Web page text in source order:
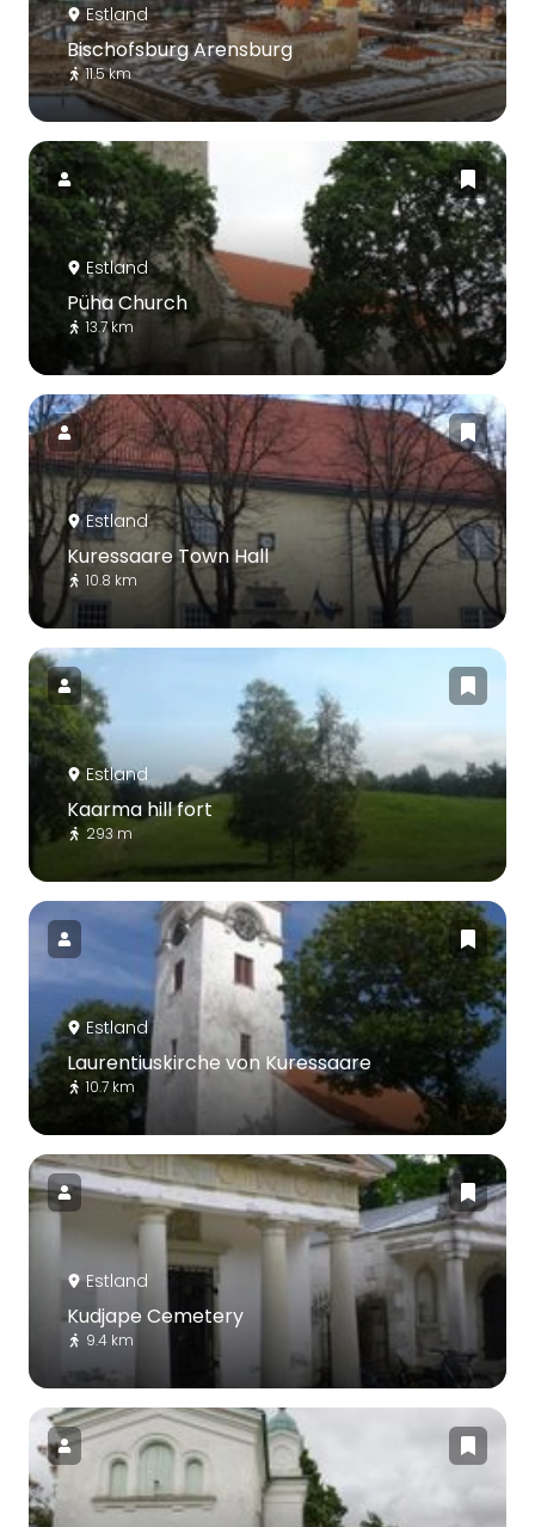
Estland
Bischofsburg Arensburg
11.5 km
Estland
Püha Church
13.7 km
Estland
Kuressaare Town Hall
10.8 km
Estland
Kaarma hill fort
293 m
Estland
Laurentiuskirche von Kuressaare
10.7 km
Estland
Kudjape Cemetery
9.4 km